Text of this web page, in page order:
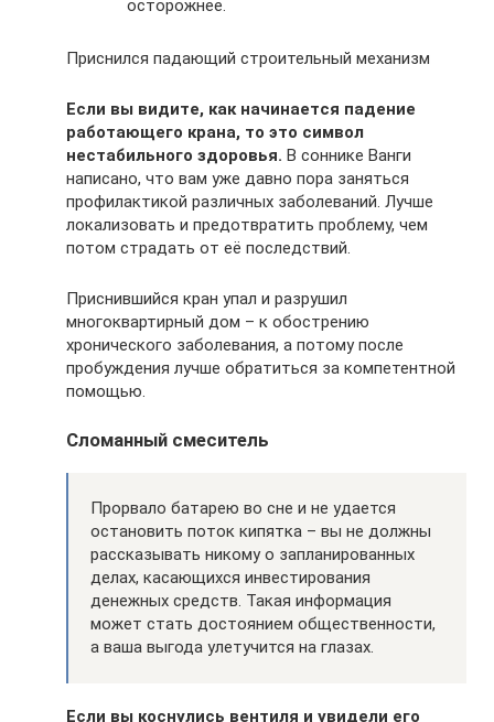
осторожнее.
Приснился падающий строительный механизм
Если вы видите, как начинается падение
работающего крана, то это символ
нестабильного здоровья. В соннике Ванги
написано, что вам уже давно пора заняться
профилактикой различных заболеваний. Лучше
локализовать и предотвратить проблему, чем
потом страдать от её последствий.
Приснившийся кран упал и разрушил
многоквартирный дом – к обострению
хронического заболевания, а потому после
пробуждения лучше обратиться за компетентной
помощью.
Сломанный смеситель
Прорвало батарею во сне и не удается
остановить поток кипятка – вы не должны
рассказывать никому о запланированных
делах, касающихся инвестирования
денежных средств. Такая информация
может стать достоянием общественности,
а ваша выгода улетучится на глазах.
Если вы коснулись вентиля и увидели его